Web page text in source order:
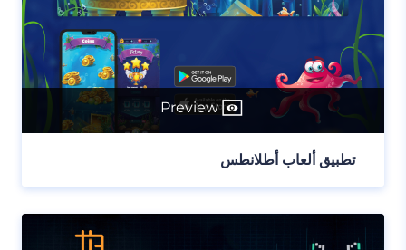
Preview
تطبيق ألعاب أطلانطس